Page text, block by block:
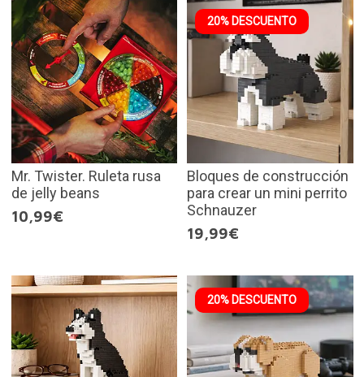
Mr. Twister. Ruleta rusa
de jelly beans
10,99€
20% DESCUENTO
Bloques de construcción
para crear un mini perrito
Schnauzer
19,99€
20% DESCUENTO